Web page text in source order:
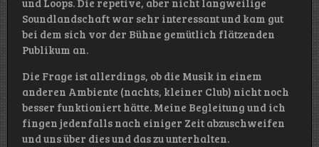
und Loops. Die repetive, aber nicht langweilige
Soundlandschaft war sehr interessant und kam gut
bei dem sich vor der Bühne gemütlich flätzenden
Publikum an.
Die Frage ist allerdings, ob die Musik in einem
anderen Ambiente (nachts, kleiner Club) nicht noch
besser funktioniert hätte. Meine Begleitung und ich
fingen jedenfalls nach einiger Zeit abzuschweifen
und uns über dies und das zu unterhalten.